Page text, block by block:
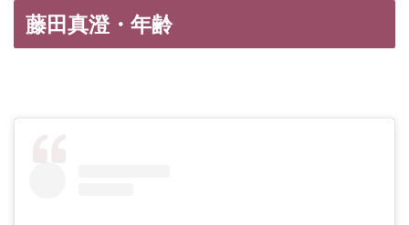
藤田真澄・年齢